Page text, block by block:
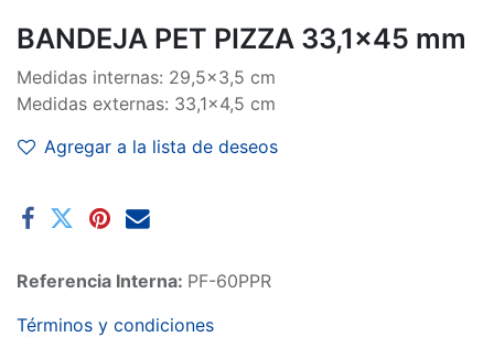
BANDEJA PET PIZZA 33,1x45 mm
Medidas internas: 29,5x3,5 cm
Medidas externas: 33,1x4,5 cm
Agregar a la lista de deseos
Referencia Interna: PF-60PPR
Términos y condiciones